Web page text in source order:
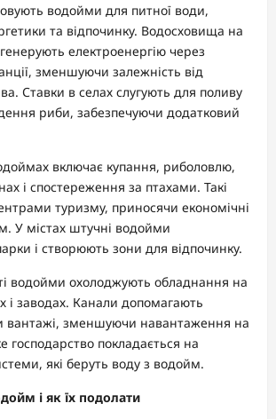
водойми для питної води,
та відпочинку. Водосховища на
електроенергію через
зменшуючи залежність від
Ставки в селах слугують для поливу
риби, забезпечуючи додатковий
включає купання, риболовлю,
і спостереження за птахами. Такі
туризму, приносячи економічні
У містах штучні водойми
і створюють зони для відпочинку.
водойми охолоджують обладнання на
і заводах. Канали допомагають
вантажі, зменшуючи навантаження на
господарство покладається на
які беруть воду з водойм.
і як їх подолати